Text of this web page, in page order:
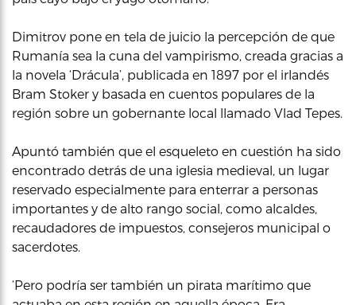
Dimitrov pone en tela de juicio la percepción de que
Rumanía sea la cuna del vampirismo, creada gracias a
la novela ‘Drácula’, publicada en 1897 por el irlandés
Bram Stoker y basada en cuentos populares de la
región sobre un gobernante local llamado Vlad Tepes.
Apuntó también que el esqueleto en cuestión ha sido
encontrado detrás de una iglesia medieval, un lugar
reservado especialmente para enterrar a personas
importantes y de alto rango social, como alcaldes,
recaudadores de impuestos, consejeros municipal o
sacerdotes.
‘Pero podría ser también un pirata marítimo que